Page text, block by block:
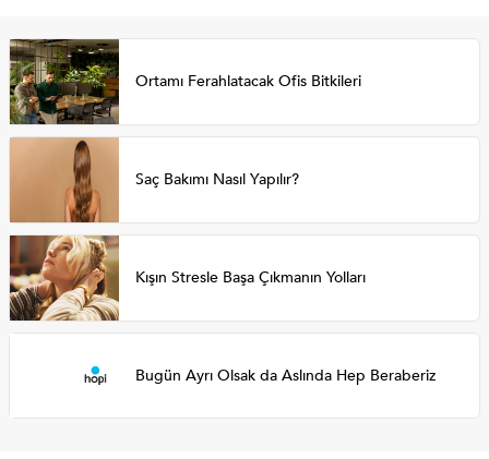
Ortamı Ferahlatacak Ofis Bitkileri
Saç Bakımı Nasıl Yapılır?
Kışın Stresle Başa Çıkmanın Yolları
Bugün Ayrı Olsak da Aslında Hep Beraberiz